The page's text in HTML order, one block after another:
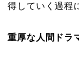
得していく過程
重厚な人間ドラ